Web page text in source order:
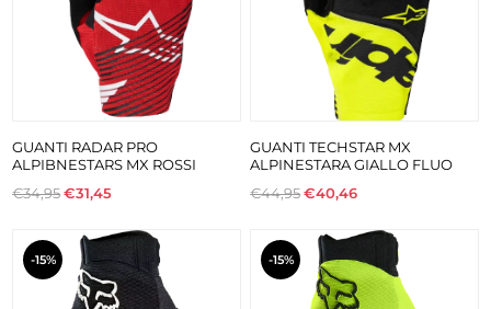
GUANTI RADAR PRO
ALPIBNESTARS MX ROSSI
€34,95€31,45
GUANTI TECHSTAR MX
ALPINESTARA GIALLO FLUO
€44,95€40,46
-15% -15%